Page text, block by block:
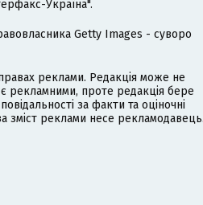
Україна".
Getty Images - суворо
реклами. Редакція може не
рекламними, проте редакція бере
за факти та оціночні
зміст реклами несе рекламодавець.